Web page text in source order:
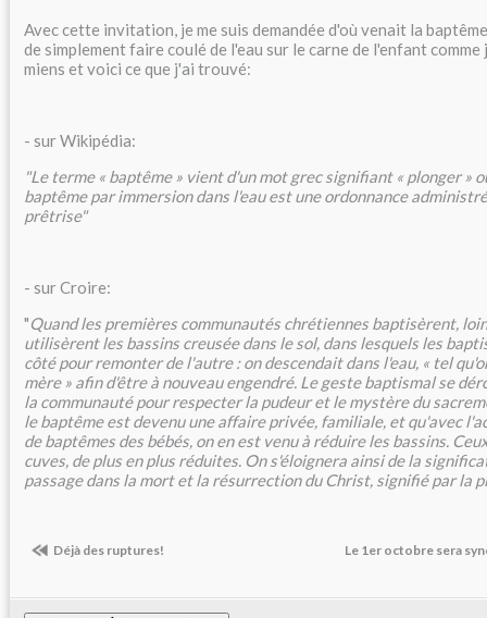
Avec cette invitation, je me suis demandée d'où venait la
de simplement faire coulé de l'eau sur le carne de l'enfant
miens et voici ce que j'ai trouvé:
- sur Wikipédia:
"Le terme « baptême » vient d'un mot grec signifiant « plonger »
baptême par immersion dans l'eau est une ordonnance
prêtrise"
- sur Croire:
"Quand les premières communautés chrétiennes baptisèrent,
utilisèrent les bassins creusée dans le sol, dans lesquels les
côté pour remonter de l'autre : on descendait dans l'eau, « tel
mère » afin d'être à nouveau engendré. Le geste baptismal se
la communauté pour respecter la pudeur et le mystère du
le baptême est devenu une affaire privée, familiale, et qu'avec
de baptêmes des bébés, on en est venu à réduire les bassins.
cuves, de plus en plus réduites. On s'éloignera ainsi de la
passage dans la mort et la résurrection du Christ, signifié par la
Déjà des ruptures! Le 1er octobre sera